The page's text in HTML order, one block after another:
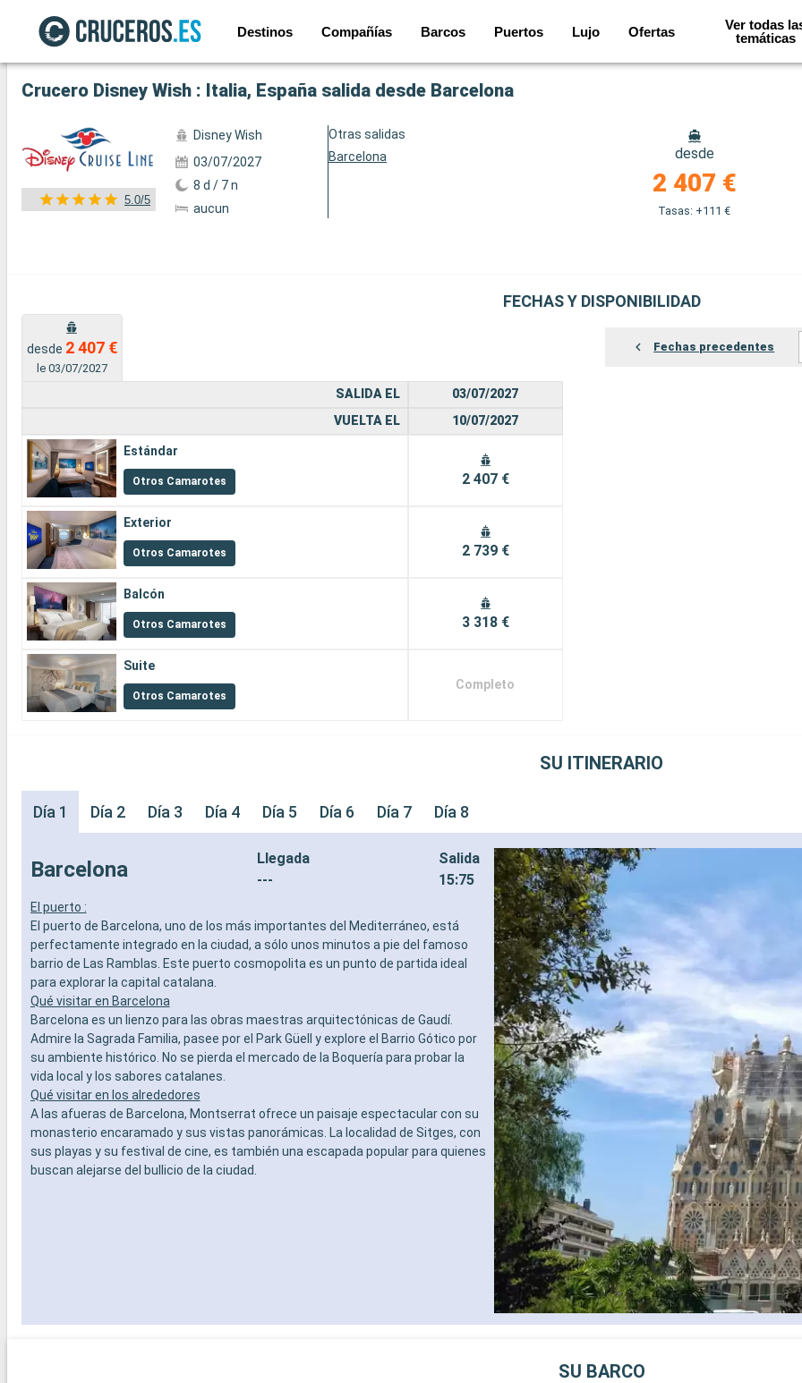
Destinos Compañías Barcos Puertos Lujo Ofertas
Ver todas
temáticas
Ver las 51 fotos
Crucero Disney Wish : Italia, España salida desde Barcelona
5.0/5
Disney Wish
03/07/2027
8 d / 7 n
aucun
Otras salidas
Barcelona
desde
2 407 €
Tasas: +111 €
FECHAS Y DISPONIBILIDAD
desde 2 407 €
le 03/07/2027
Fechas precedentes
SALIDA EL
VUELTA EL
Estándar
Otros Camarotes
Exterior
Otros Camarotes
Balcón
Otros Camarotes
Suite
Otros Camarotes
03/07/2027
10/07/2027
2 407 €
2 739 €
3 318 €
Completo
SU ITINERARIO
Día 1 Día 2 Día 3 Día 4 Día 5 Día 6 Día 7 Día 8
Barcelona
Llegada
---
Salida
15:75
El puerto :
El puerto de Barcelona, uno de los más importantes del Mediterráneo, está
perfectamente integrado en la ciudad, a sólo unos minutos a pie del famoso
barrio de Las Ramblas. Este puerto cosmopolita es un punto de partida ideal
para explorar la capital catalana.
Qué visitar en Barcelona
Barcelona es un lienzo para las obras maestras arquitectónicas de Gaudí.
Admire la Sagrada Familia, pasee por el Park Güell y explore el Barrio Gótico por
su ambiente histórico. No se pierda el mercado de la Boquería para probar la
vida local y los sabores catalanes.
Qué visitar en los alrededores
A las afueras de Barcelona, Montserrat ofrece un paisaje espectacular con su
monasterio encaramado y sus vistas panorámicas. La localidad de Sitges, con
sus playas y su festival de cine, es también una escapada popular para quienes
buscan alejarse del bullicio de la ciudad.
SU BARCO